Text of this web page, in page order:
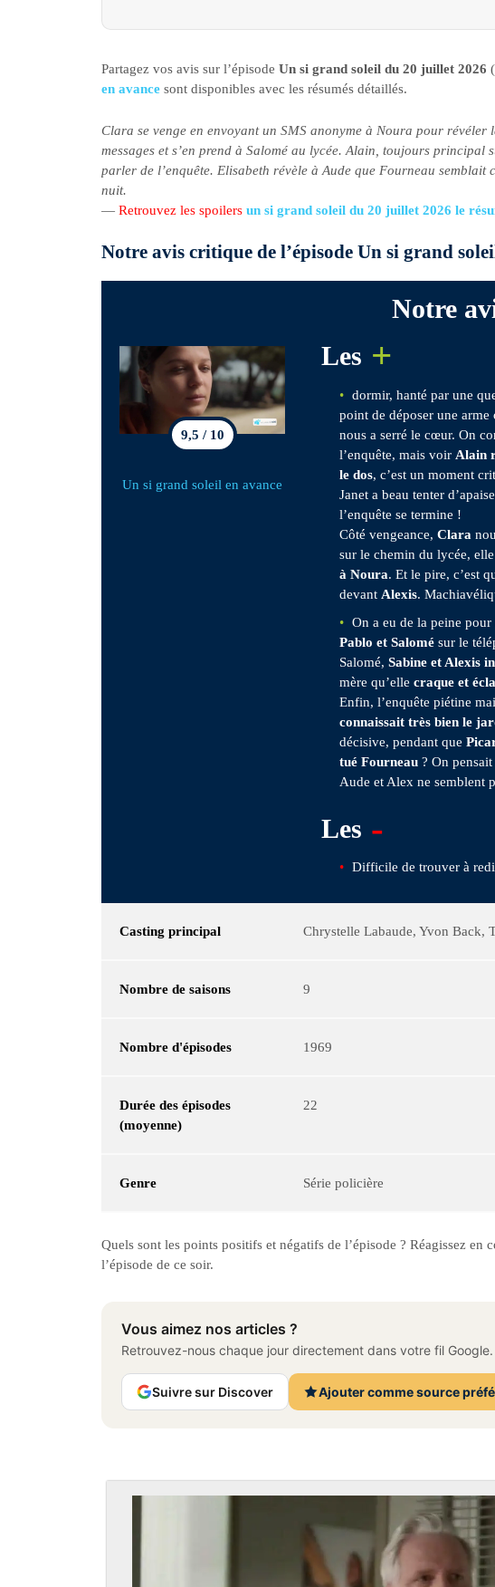
Partagez vos avis sur l’épisode Un si grand soleil du 20 juillet 2026
en avance sont disponibles avec les résumés détaillés.
Clara se venge en envoyant un SMS anonyme à Noura pour
messages et s’en prend à Salomé au lycée. Alain, toujours principal
parler de l’enquête. Elisabeth révèle à Aude que Fourneau
nuit.
— Retrouvez les spoilers un si grand soleil du 20 juillet 2026 le
Notre avis critique de l’épisode Un si grand
Notre
9,5 / 10
Un si grand soleil en avance
Les +
dormir, hanté par une
point de déposer une
nous a serré le cœur. On
l’enquête, mais voir Alain
le dos, c’est un moment
Janet a beau tenter
l’enquête se termine !
Côté vengeance,Clara
sur le chemin du lycée,
à Noura. Et le pire, c’est
devant Alexis.
On a eu de la peine pour
Pablo et Salomé sur le
Salomé,Sabine et Alexis
mère qu’ellecraque et
Enfin, l’enquête piétine
connaissait très bien le
décisive, pendant que
tué Fourneau ? On
Aude et Alex ne semblent
Les -
Difficile de trouver à
Casting principal Chrystelle Labaude, Yvon Back,
Nombre de saisons 9
Nombre d'épisodes 1969
Durée des épisodes
(moyenne)
22
Genre Série policière
Quels sont les points positifs et négatifs de l’épisode ? Réagissez en
l’épisode de ce soir.
Vous aimez nos articles ?
Retrouvez-nous chaque jour directement dans votre fil Google.
Suivre sur Discover Ajouter comme source